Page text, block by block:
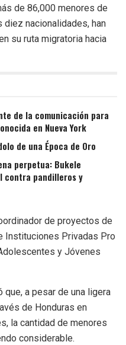
de 86,000 menores de
nacionalidades, han
su ruta migratoria hacia
de la comunicación para
en Nueva York
de una Época de Oro
perpetua: Bukele
contra pandilleros y
de proyectos de
Instituciones Privadas Pro
y Jóvenes
que, a pesar de una ligera
de Honduras en
la cantidad de menores
considerable.